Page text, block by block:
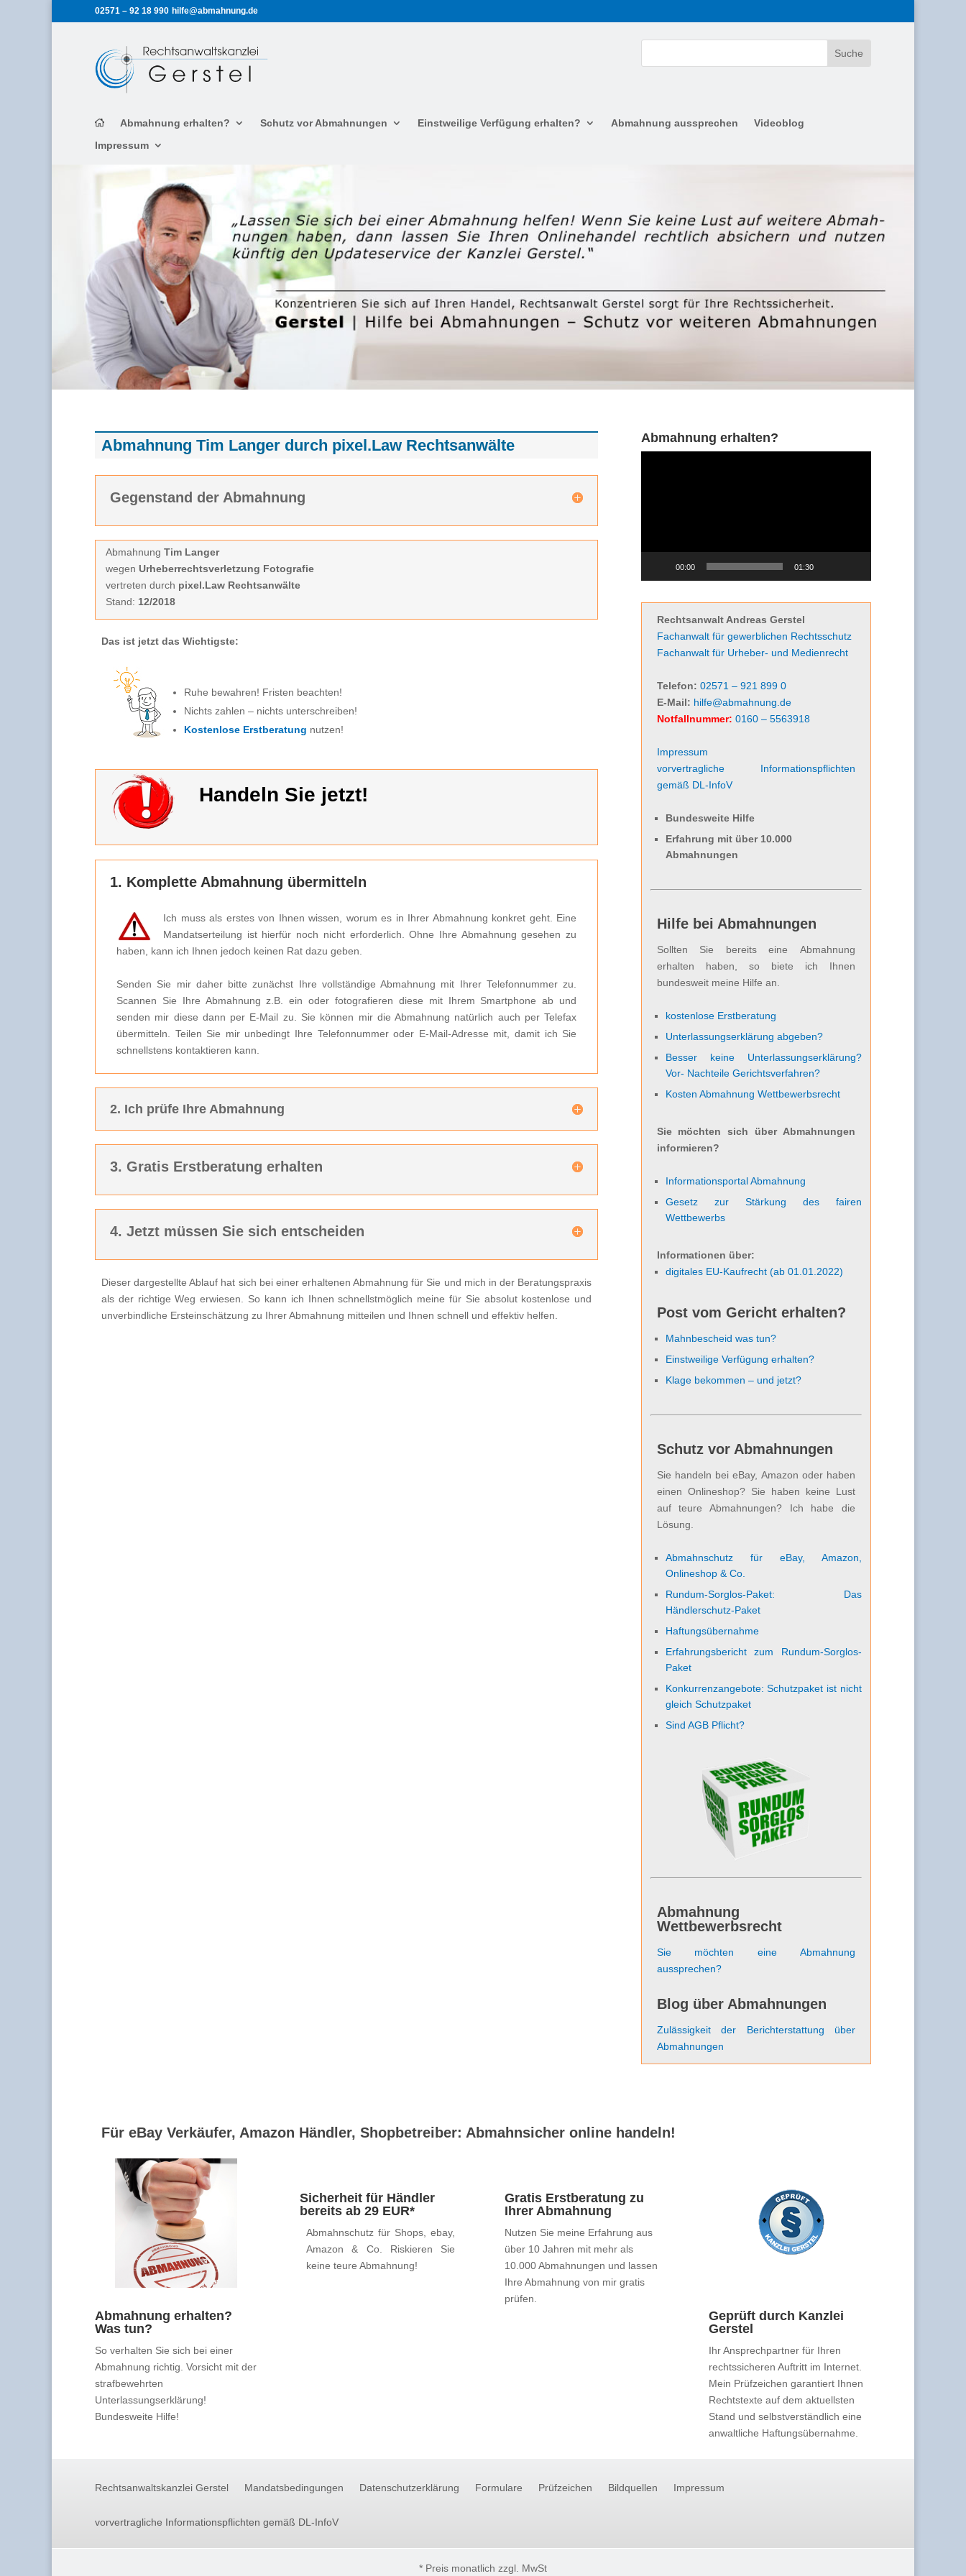
02571 – 92 18 990 hilfe@abmahnung.de
Abmahnung erhalten? Schutz vor Abmahnungen Einstweilige Verfügung erhalten? Abmahnung aussprechen
Videoblog
Impressum
Abmahnung Tim Langer durch pixel.Law Rechtsanwälte
Gegenstand der Abmahnung
Abmahnung Tim Langer
wegen Urheberrechtsverletzung Fotografie
vertreten durch pixel.Law Rechtsanwälte
Stand: 12/2018
Das ist jetzt das Wichtigste:
Ruhe bewahren! Fristen beachten!
Nichts zahlen – nichts unterschreiben!
Kostenlose Erstberatung nutzen!
Handeln Sie jetzt!
1. Komplette Abmahnung übermitteln
Ich muss als erstes von Ihnen wissen, worum es in Ihrer Abmahnung konkret geht. Eine
Mandatserteilung ist hierfür noch nicht erforderlich. Ohne Ihre Abmahnung gesehen zu
haben, kann ich Ihnen jedoch keinen Rat dazu geben.
Senden Sie mir daher bitte zunächst Ihre vollständige Abmahnung mit Ihrer Telefonnummer zu.
Scannen Sie Ihre Abmahnung z.B. ein oder fotografieren diese mit Ihrem Smartphone ab und
senden mir diese dann per E-Mail zu. Sie können mir die Abmahnung natürlich auch per Telefax
übermitteln. Teilen Sie mir unbedingt Ihre Telefonnummer oder E-Mail-Adresse mit, damit ich Sie
schnellstens kontaktieren kann.
2. Ich prüfe Ihre Abmahnung
3. Gratis Erstberatung erhalten
4. Jetzt müssen Sie sich entscheiden
Dieser dargestellte Ablauf hat sich bei einer erhaltenen Abmahnung für Sie und mich in der Beratungspraxis
als der richtige Weg erwiesen. So kann ich Ihnen schnellstmöglich meine für Sie absolut kostenlose und
unverbindliche Ersteinschätzung zu Ihrer Abmahnung mitteilen und Ihnen schnell und effektiv helfen.
Abmahnung erhalten?
00:00 01:30
Rechtsanwalt Andreas Gerstel
Fachanwalt für gewerblichen Rechtsschutz
Fachanwalt für Urheber- und Medienrecht
Telefon: 02571 – 921 899 0
E-Mail: hilfe@abmahnung.de
Notfallnummer: 0160 – 5563918
Impressum
vorvertragliche Informationspflichten
gemäß DL-InfoV
Bundesweite Hilfe
Erfahrung mit über 10.000
Abmahnungen
Hilfe bei Abmahnungen
Sollten Sie bereits eine Abmahnung
erhalten haben, so biete ich Ihnen
bundesweit meine Hilfe an.
kostenlose Erstberatung
Unterlassungserklärung abgeben?
Besser keine Unterlassungserklärung?
Vor- Nachteile Gerichtsverfahren?
Kosten Abmahnung Wettbewerbsrecht
Sie möchten sich über Abmahnungen
informieren?
Informationsportal Abmahnung
Gesetz zur Stärkung des fairen
Wettbewerbs
Informationen über:
digitales EU-Kaufrecht (ab 01.01.2022)
Post vom Gericht erhalten?
Mahnbescheid was tun?
Einstweilige Verfügung erhalten?
Klage bekommen – und jetzt?
Schutz vor Abmahnungen
Sie handeln bei eBay, Amazon oder haben
einen Onlineshop? Sie haben keine Lust
auf teure Abmahnungen? Ich habe die
Lösung.
Abmahnschutz für eBay, Amazon,
Onlineshop & Co.
Rundum-Sorglos-Paket: Das
Händlerschutz-Paket
Haftungsübernahme
Erfahrungsbericht zum Rundum-Sorglos-
Paket
Konkurrenzangebote: Schutzpaket ist nicht
gleich Schutzpaket
Sind AGB Pflicht?
Abmahnung
Wettbewerbsrecht
Sie möchten eine Abmahnung
aussprechen?
Blog über Abmahnungen
Zulässigkeit der Berichterstattung über
Abmahnungen
Für eBay Verkäufer, Amazon Händler, Shopbetreiber: Abmahnsicher online handeln!
Abmahnung erhalten?
Was tun?
So verhalten Sie sich bei einer
Abmahnung richtig. Vorsicht mit der
strafbewehrten
Unterlassungserklärung!
Bundesweite Hilfe!
Sicherheit für Händler
bereits ab 29 EUR*
Abmahnschutz für Shops, ebay,
Amazon & Co. Riskieren Sie
keine teure Abmahnung!
Gratis Erstberatung zu
Ihrer Abmahnung
Nutzen Sie meine Erfahrung aus
über 10 Jahren mit mehr als
10.000 Abmahnungen und lassen
Ihre Abmahnung von mir gratis
prüfen.
Geprüft durch Kanzlei
Gerstel
Ihr Ansprechpartner für Ihren
rechtssicheren Auftritt im Internet.
Mein Prüfzeichen garantiert Ihnen
Rechtstexte auf dem aktuellsten
Stand und selbstverständlich eine
anwaltliche Haftungsübernahme.
Rechtsanwaltskanzlei Gerstel Mandatsbedingungen Datenschutzerklärung Formulare Prüfzeichen Bildquellen Impressum
vorvertragliche Informationspflichten gemäß DL-InfoV
* Preis monatlich zzgl. MwSt